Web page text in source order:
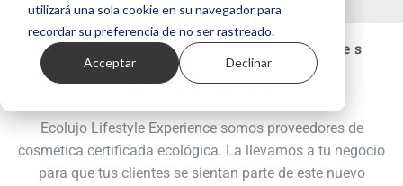
utilizará una sola cookie en su navegador para
recordar su preferencia de no ser rastreado.
Acceptar Declinar
¿Buscas cosméticos naturales
para tu negocio?
ORGANIC BEAUTY
Ecolujo Lifestyle Experience somos proveedores de
cosmética certificada ecológica. La llevamos a tu negocio
para que tus clientes se sientan parte de este nuevo